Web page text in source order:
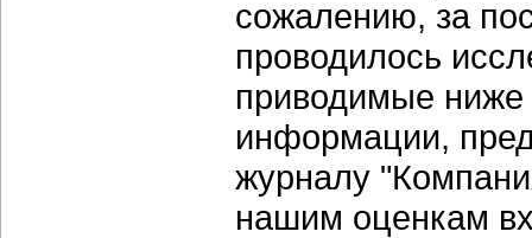
сожалению, за
проводилось
приводимые ниже
информации,
журналу
нашим оценкам